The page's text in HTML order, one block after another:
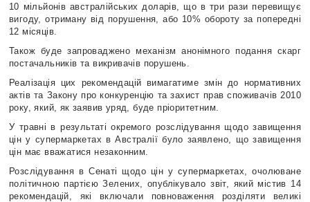
10 мільйонів австралійських доларів, що в три рази перевищує
вигоду, отриману від порушення, або 10% обороту за попередні
12 місяців.
Також буде запроваджено механізм анонімного подання скарг
постачальників та викривачів порушень.
Реалізація цих рекомендацій вимагатиме змін до нормативних
актів та Закону про конкуренцію та захист прав споживачів 2010
року, який, як заявив уряд, буде пріоритетним.
У травні в результаті окремого розслідування щодо завищення
цін у супермаркетах в Австралії було заявлено, що завищення
цін має вважатися незаконним.
Розслідування в Сенаті щодо цін у супермаркетах, очолюване
політичною партією Зелених, опублікувало звіт, який містив 14
рекомендацій, які включали повноваження розділяти великі